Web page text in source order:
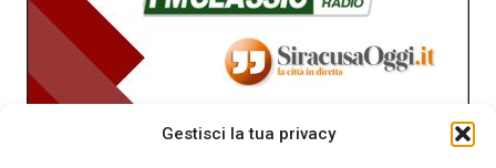
Gestisci la tua privacy